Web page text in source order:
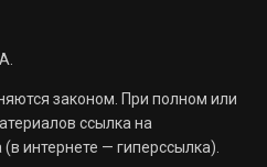
законом. При полном или
ссылка на
интернете — гиперссылка).